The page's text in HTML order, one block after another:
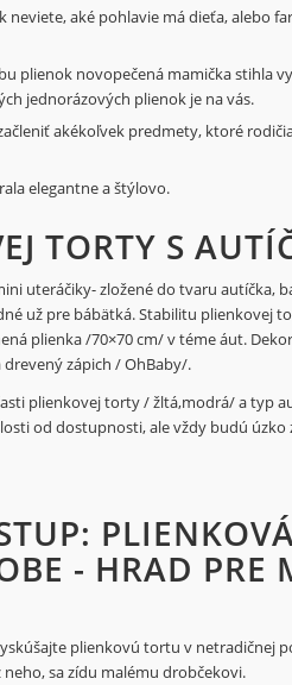
neviete, aké pohlavie má dieťa, alebo
plienok novopečená mamička stihla
jednorázových plienok je na vás.
akékoľvek predmety, ktoré
elegantne a štýlovo.
TORTY S
uteráčiky- zložené do tvaru autíčka,
už pre bábätká. Stabilitu plienkovej
plienka /70×70 cm/ v téme áut.
zápich / OhBaby/.
plienkovej torty / žltá,modrá/ a typ
od dostupnosti, ale vždy budú
- HRAD PRE
plienkovú tortu v netradičnej
sa zídu malému drobčekovi.